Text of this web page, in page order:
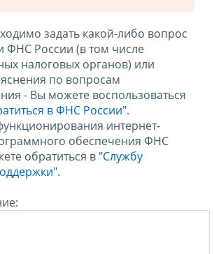
задать какой-либо вопрос
ФНС России (в том числе
налоговых органов) или
по вопросам
- Вы можете воспользоваться
в ФНС России".
интернет-
обеспечения ФНС
обратиться в "Службу